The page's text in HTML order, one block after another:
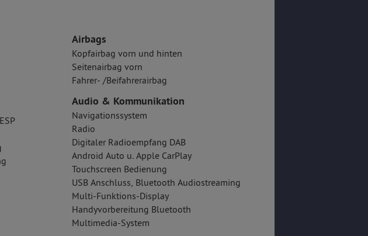
Airbags
Kopfairbag vorn und hinten
Seitenairbag vorn
Fahrer- /Beifahrerairbag
Audio & Kommunikation
Navigationssystem
Radio
Digitaler Radioempfang DAB
Android Auto u. Apple CarPlay
Touchscreen Bedienung
USB Anschluss, Bluetooth Audiostreaming
Multi-Funktions-Display
Handyvorbereitung Bluetooth
Multimedia-System